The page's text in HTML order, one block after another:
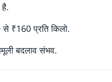
₹160 प्रति किलो.
बदलाव संभव.